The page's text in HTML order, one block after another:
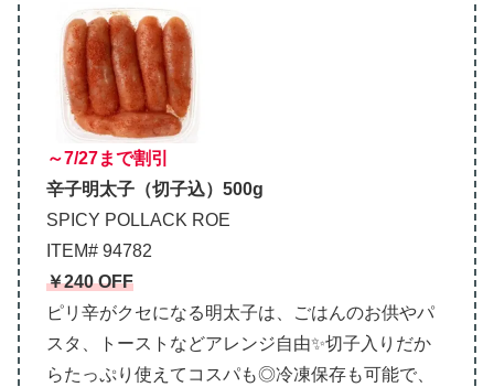
～7/27まで割引
辛子明太子（切子込）500g
SPICY POLLACK ROE
ITEM# 94782
￥240 OFF
ピリ辛がクセになる明太子は、ごはんのお供やパ
スタ、トーストなどアレンジ自由✨切子入りだか
らたっぷり使えてコスパも◎冷凍保存も可能で、